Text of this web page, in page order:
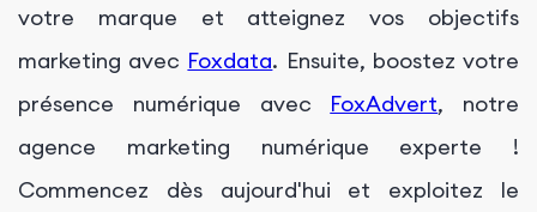
votre marque et atteignez vos objectifs
marketing avec Foxdata. Ensuite, boostez votre
présence numérique avec FoxAdvert, notre
agence marketing numérique experte !
Commencez dès aujourd'hui et exploitez le